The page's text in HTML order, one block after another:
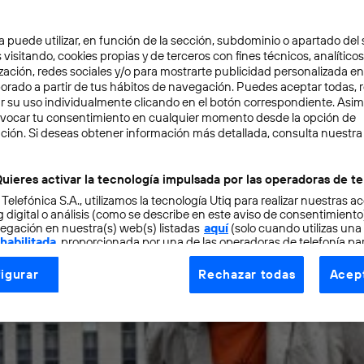
y su proyección como manifestación artística
mexicano Rafael Lozano-Hemmer, como muestra en
Telefónica de Madrid
puede utilizar, en función de la sección, subdominio o apartado del
visitando, cookies propias y de terceros con fines técnicos,
redes sociales y/o para mostrarte publicidad personalizada
a partir de tus hábitos de navegación. Puedes aceptar todas,
su uso individualmente clicando en el botón correspondiente.
tu consentimiento en cualquier momento desde la opción de
Si deseas obtener información más detallada, consulta nuestra
activar la tecnología impulsada por las operadoras de
S.A., utilizamos la tecnología Utiq para realizar nuestras
digital o análisis (como se describe en este aviso de
en nuestra(s) web(s) listadas aquí(solo cuando utilizas una
, proporcionada por una de las operadoras de telefonía
consentimiento en cada página web).
Utiq está diseñada con la privacidad como prioridad
dirección IP y otra información de la cuenta de cliente de
a la conexión que utilizas (p. ej., número de teléfono móvil).
Rechazar todas